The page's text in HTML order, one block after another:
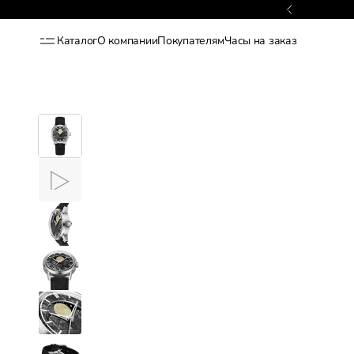
КаталогО компанииПокупателямЧасы на заказ